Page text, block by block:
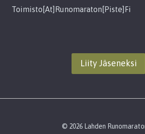
Toimisto[at]runomaraton[piste]fi
Liity Jäseneksi
© 2026 Lahden